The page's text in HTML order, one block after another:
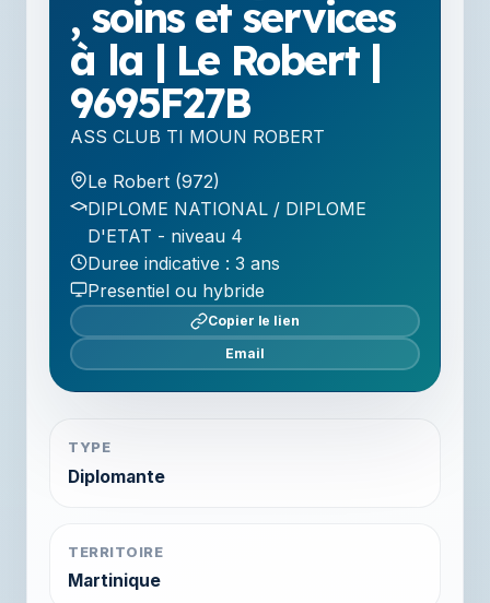
, soins et services
à la | Le Robert |
9695F27B
ASS CLUB TI MOUN ROBERT
Le Robert (972)
DIPLOME NATIONAL / DIPLOME
D'ETAT - niveau 4
Duree indicative : 3 ans
Presentiel ou hybride
Copier le lien
Email
TYPE
Diplomante
TERRITOIRE
Martinique